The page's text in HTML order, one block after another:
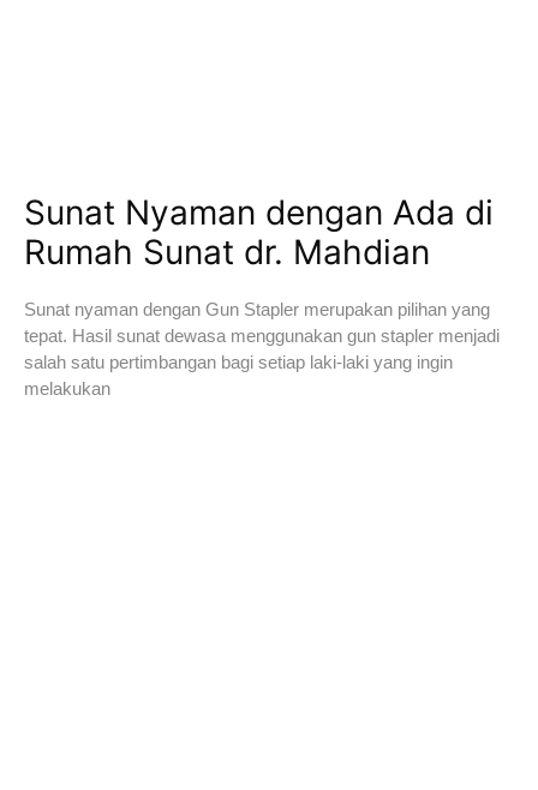
Sunat Nyaman dengan Ada di
Rumah Sunat dr. Mahdian
Sunat nyaman dengan Gun Stapler merupakan pilihan yang
tepat. Hasil sunat dewasa menggunakan gun stapler menjadi
salah satu pertimbangan bagi setiap laki-laki yang ingin
melakukan